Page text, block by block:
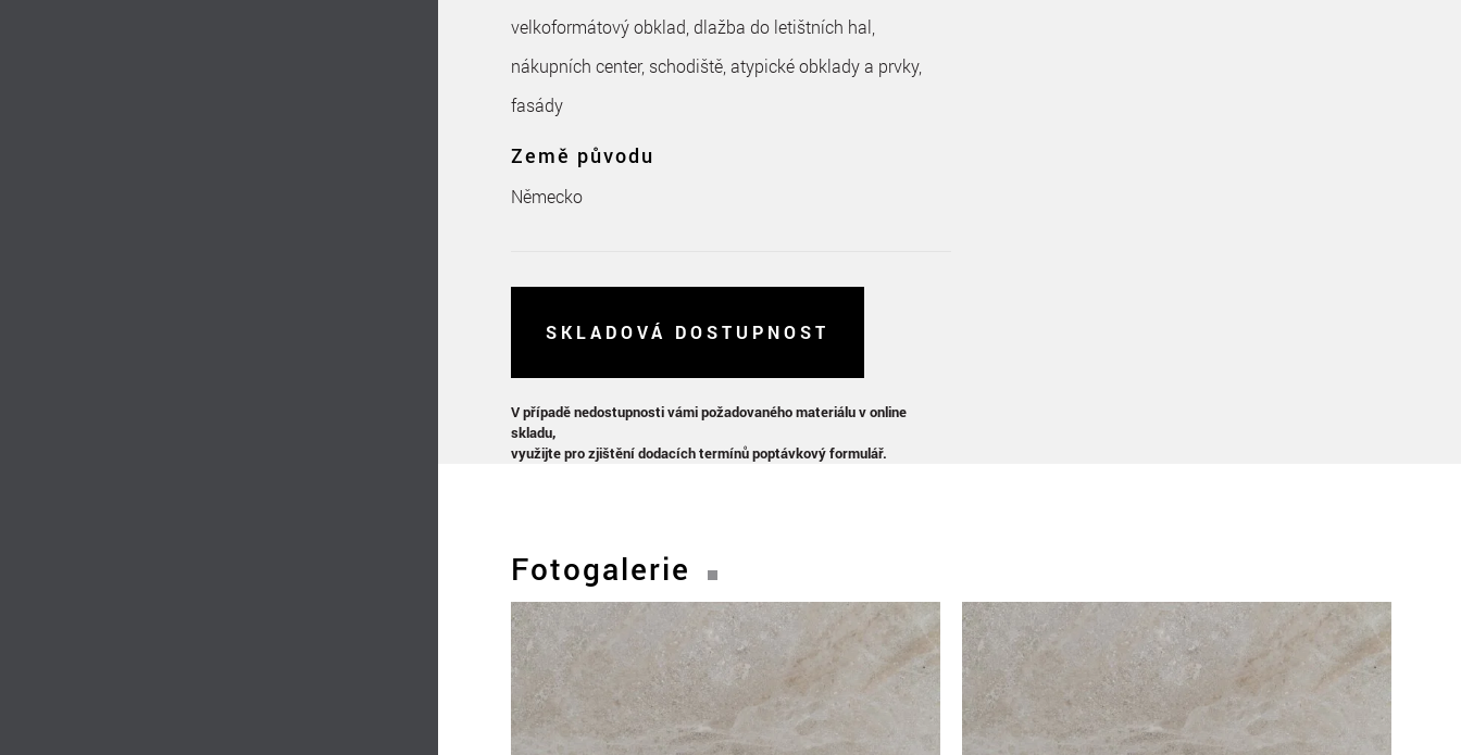
velkoformátový obklad, dlažba do letištních hal,
nákupních center, schodiště, atypické obklady a prvky,
fasády
Země původu
Německo
SKLADOVÁ DOSTUPNOST
V případě nedostupnosti vámi požadovaného materiálu v online
skladu,
využijte pro zjištění dodacích termínů poptávkový formulář.
Fotogalerie